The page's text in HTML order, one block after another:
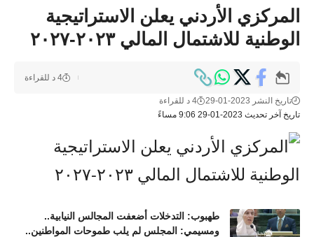
المركزي الأردني يعلن الاستراتيجية
الوطنية للاشتمال المالي ٢٠٢٣-٢٠٢٧
تاريخ آخر تحديث 2023-01-29 9:06 مساءً
تاريخ النشر 2023-01-29 4 د للقراءة
4 د للقراءة
طهبوب: التدخلات أضعفت المجالس النيابية..
ومسيمي: المجلس لم يلب طموحات المواطنين..